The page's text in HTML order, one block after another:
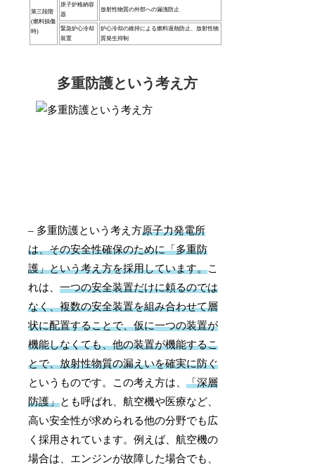
第三段階
(燃料損傷
時)
原子炉格納容
器
放射性物質の外部への漏洩防止
緊急炉心冷却
装置
炉心冷却の維持による燃料過熱防止、放射性物
質発生抑制
多重防護という考え方
– 多重防護という考え方原子力発電所
は、その安全性確保のために「多重防
護」という考え方を採用しています。こ
れは、一つの安全装置だけに頼るのでは
なく、複数の安全装置を組み合わせて層
状に配置することで、仮に一つの装置が
機能しなくても、他の装置が機能するこ
とで、放射性物質の漏えいを確実に防ぐ
というものです。この考え方は、「深層
防護」とも呼ばれ、航空機や医療など、
高い安全性が求められる他の分野でも広
く採用されています。例えば、航空機の
場合は、エンジンが故障した場合でも、